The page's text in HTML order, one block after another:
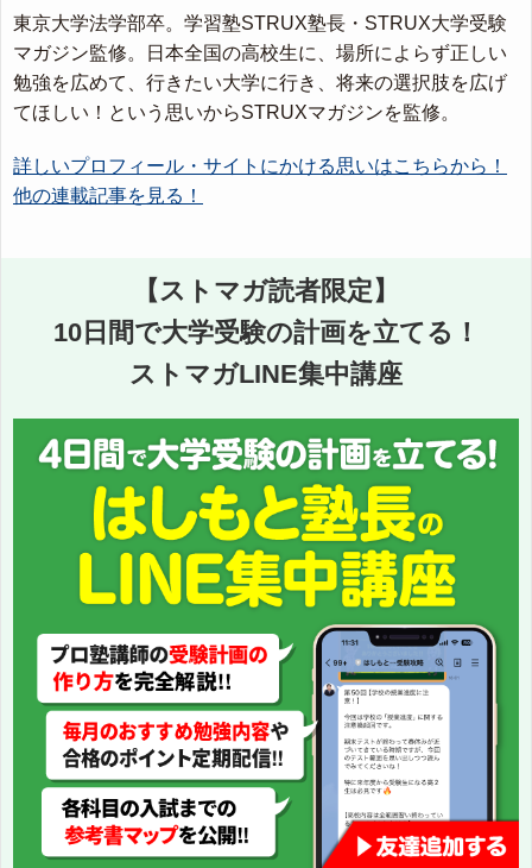
東京大学法学部卒。学習塾STRUX塾長・STRUX大学受験
マガジン監修。日本全国の高校生に、場所によらず正しい
勉強を広めて、行きたい大学に行き、将来の選択肢を広げ
てほしい！という思いからSTRUXマガジンを監修。
詳しいプロフィール・サイトにかける思いはこちらから！
他の連載記事を見る！
【ストマガ読者限定】
10日間で大学受験の計画を立てる！
ストマガLINE集中講座